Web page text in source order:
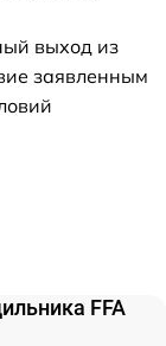
выход из
заявленным
FFA